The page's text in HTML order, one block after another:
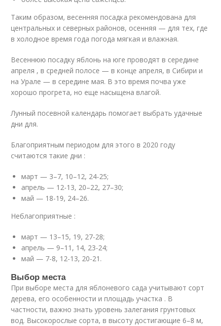
Таким образом, весенняя посадка рекомендована для
центральных и северных районов, осенняя — для тех, где
в холодное время года погода мягкая и влажная.
Весеннюю посадку яблонь на юге проводят в середине
апреля , в средней полосе — в конце апреля, в Сибири и
на Урале — в середине мая. В это время почва уже
хорошо прогрета, но еще насыщена влагой.
Лунный посевной календарь помогает выбрать удачные
дни для.
Благоприятным периодом для этого в 2020 году
считаются такие дни :
март — 3–7, 10–12, 24-25;
апрель — 12-13, 20–22, 27–30;
май — 18-19, 24–26.
Неблагоприятные :
март — 13–15, 19, 27-28;
апрель — 9–11, 14, 23-24;
май — 7-8, 12-13, 20-21.
Выбор места
При выборе места для яблоневого сада учитывают сорт
дерева, его особенности и площадь участка . В
частности, важно знать уровень залегания грунтовых
вод. Высокорослые сорта, в высоту достигающие 6–8 м,